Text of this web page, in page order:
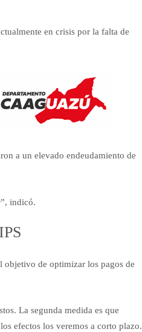
en crisis por la falta de
a un elevado endeudamiento de
”, indicó.
objetivo de optimizar los pagos de
La segunda medida es que
efectos los veremos a corto plazo.